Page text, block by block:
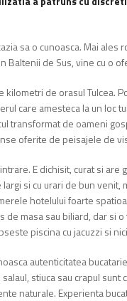
sa o cunoasca. Mai
Baltenii de Sus, vine cu o
de orasul Tulcea.
care amesteca la un loc
transformat de oameni
oferite de peisajele de
E dichisit, curat si
si cu urari de bun
hotelului foarte
de masa sau biliard, dar
piscina cu jacuzzi si
autenticitatea
stiuca sau crapul
naturale. Experienta